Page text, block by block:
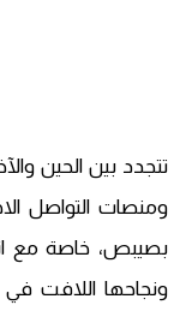
تتجدد بين الحين
ومنصات التواصل
بصيبص، خاصة مع
ونجاحها اللافت في